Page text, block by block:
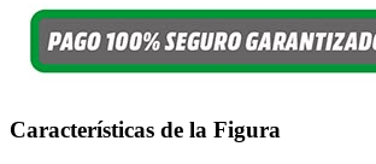
Características de la Figura